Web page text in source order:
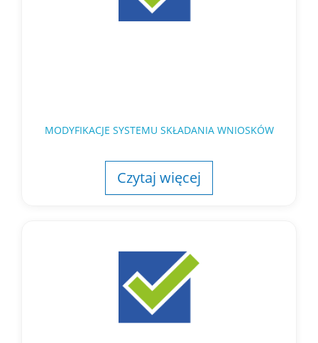
MODYFIKACJE SYSTEMU SKŁADANIA WNIOSKÓW
Czytaj więcej